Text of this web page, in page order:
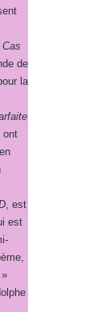
Cas
de
la
ont
en
, est
est